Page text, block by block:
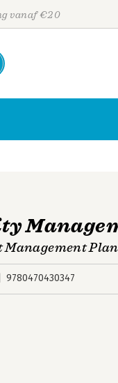
vanaf €20
Plan
9780470430347
Personen